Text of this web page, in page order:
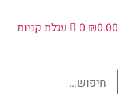
₪0.00
0 עגלת קניות